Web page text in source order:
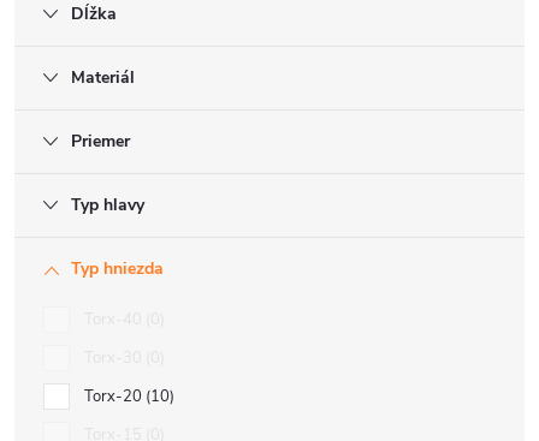
Dĺžka
Materiál
Priemer
Typ hlavy
Typ hniezda
Torx-20 10